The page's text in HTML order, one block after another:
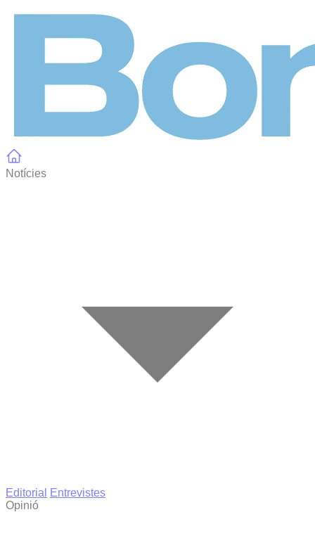
Notícies
Editorial
Entrevistes
Opinió